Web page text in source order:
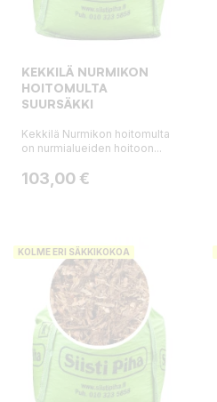
KEKKILÄ NURMIKON
HOITOMULTA
SUURSÄKKI
Kekkilä Nurmikon hoitomulta
on nurmialueiden hoitoon...
Hinta
103,00 €
KOLME ERI SÄKKIKOKOA